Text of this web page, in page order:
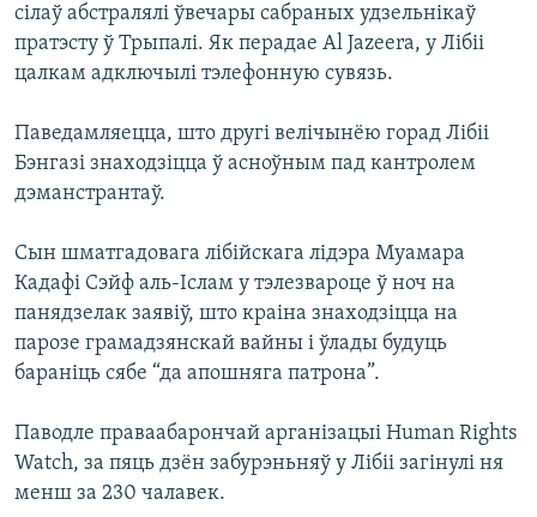
сілаў абстралялі ўвечары сабраных удзельнікаў
пратэсту ў Трыпалі. Як перадае Al Jazeera, у Лібіі
цалкам адключылі тэлефонную сувязь.
Паведамляецца, што другі велічынёю горад Лібіі
Бэнгазі знаходзіцца ў асноўным пад кантролем
дэманстрантаў.
Сын шматгадовага лібійскага лідэра Муамара
Кадафі Сэйф аль-Іслам у тэлезвароце ў ноч на
панядзелак заявіў, што краіна знаходзіцца на
парозе грамадзянскай вайны і ўлады будуць
бараніць сябе “да апошняга патрона”.
Паводле праваабарончай арганізацыі Human Rights
Watch, за пяць дзён забурэньняў у Лібіі загінулі ня
менш за 230 чалавек.